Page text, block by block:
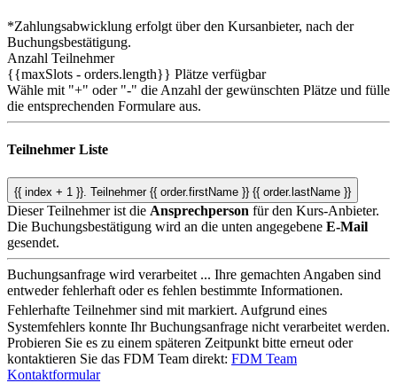
*Zahlungsabwicklung erfolgt über den Kursanbieter, nach der
Buchungsbestätigung.
Anzahl Teilnehmer
{{maxSlots - orders.length}} Plätze verfügbar
Wähle mit "+" oder "-" die Anzahl der gewünschten Plätze und fülle
die entsprechenden Formulare aus.
Teilnehmer Liste
{{ index + 1 }}. Teilnehmer {{ order.firstName }} {{ order.lastName }}
Dieser Teilnehmer ist die Ansprechperson für den Kurs-Anbieter.
Die Buchungsbestätigung wird an die unten angegebene E-Mail
gesendet.
Buchungsanfrage wird verarbeitet ... Ihre gemachten Angaben sind
entweder fehlerhaft oder es fehlen bestimmte Informationen.
Fehlerhafte Teilnehmer sind mit markiert. Aufgrund eines
Systemfehlers konnte Ihr Buchungsanfrage nicht verarbeitet werden.
Probieren Sie es zu einem späteren Zeitpunkt bitte erneut oder
kontaktieren Sie das FDM Team direkt: FDM Team
Kontaktformular